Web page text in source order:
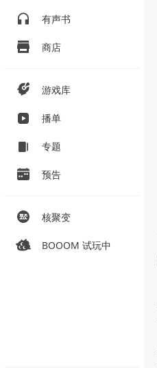
有声书
商店
游戏库
播单
专题
预告
核聚变
BOOOM 试玩中